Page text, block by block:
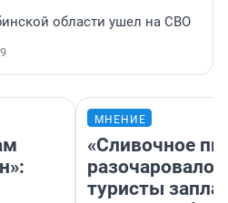
области ушел на СВО
МНЕНИЕ
«Сливочное
разочаровало»:
туристы